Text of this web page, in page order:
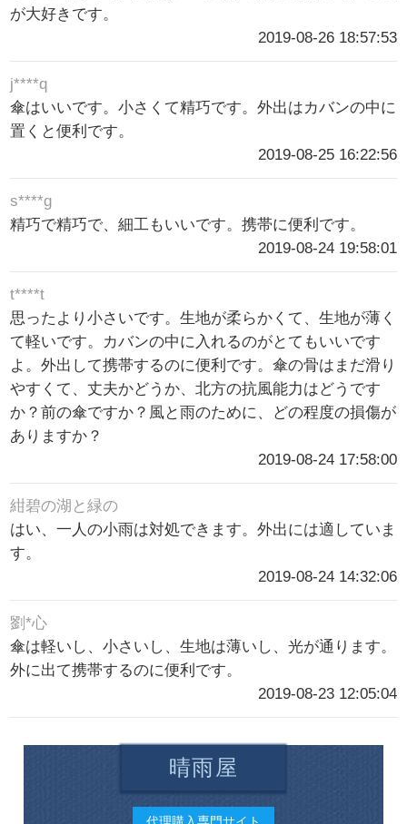
が大好きです。
2019-08-26 18:57:53
j****q
傘はいいです。小さくて精巧です。外出はカバンの中に
置くと便利です。
2019-08-25 16:22:56
s****g
精巧で精巧で、細工もいいです。携帯に便利です。
2019-08-24 19:58:01
t****t
思ったより小さいです。生地が柔らかくて、生地が薄く
て軽いです。カバンの中に入れるのがとてもいいです
よ。外出して携帯するのに便利です。傘の骨はまだ滑り
やすくて、丈夫かどうか、北方の抗風能力はどうです
か？前の傘ですか？風と雨のために、どの程度の損傷が
ありますか？
2019-08-24 17:58:00
紺碧の湖と緑の
はい、一人の小雨は対処できます。外出には適していま
す。
2019-08-24 14:32:06
劉*心
傘は軽いし、小さいし、生地は薄いし、光が通ります。
外に出て携帯するのに便利です。
2019-08-23 12:05:04
晴雨屋
代理購入専門サイト